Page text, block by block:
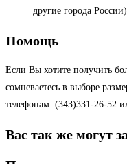
другие города
Помощь
Если Вы хотите получить
сомневаетесь в выборе
телефонам: (343)331-26-52
Вас так же могут